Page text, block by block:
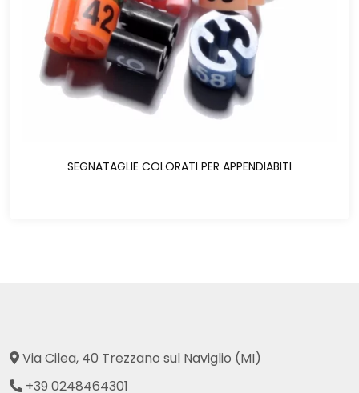
SEGNATAGLIE COLORATI PER APPENDIABITI
Via Cilea, 40 Trezzano sul Naviglio (MI)
+39 0248464301